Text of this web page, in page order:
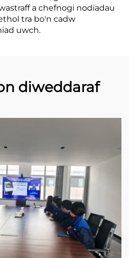
a chefnogi nodiadau
tra bo'n cadw
uwch.
diweddaraf